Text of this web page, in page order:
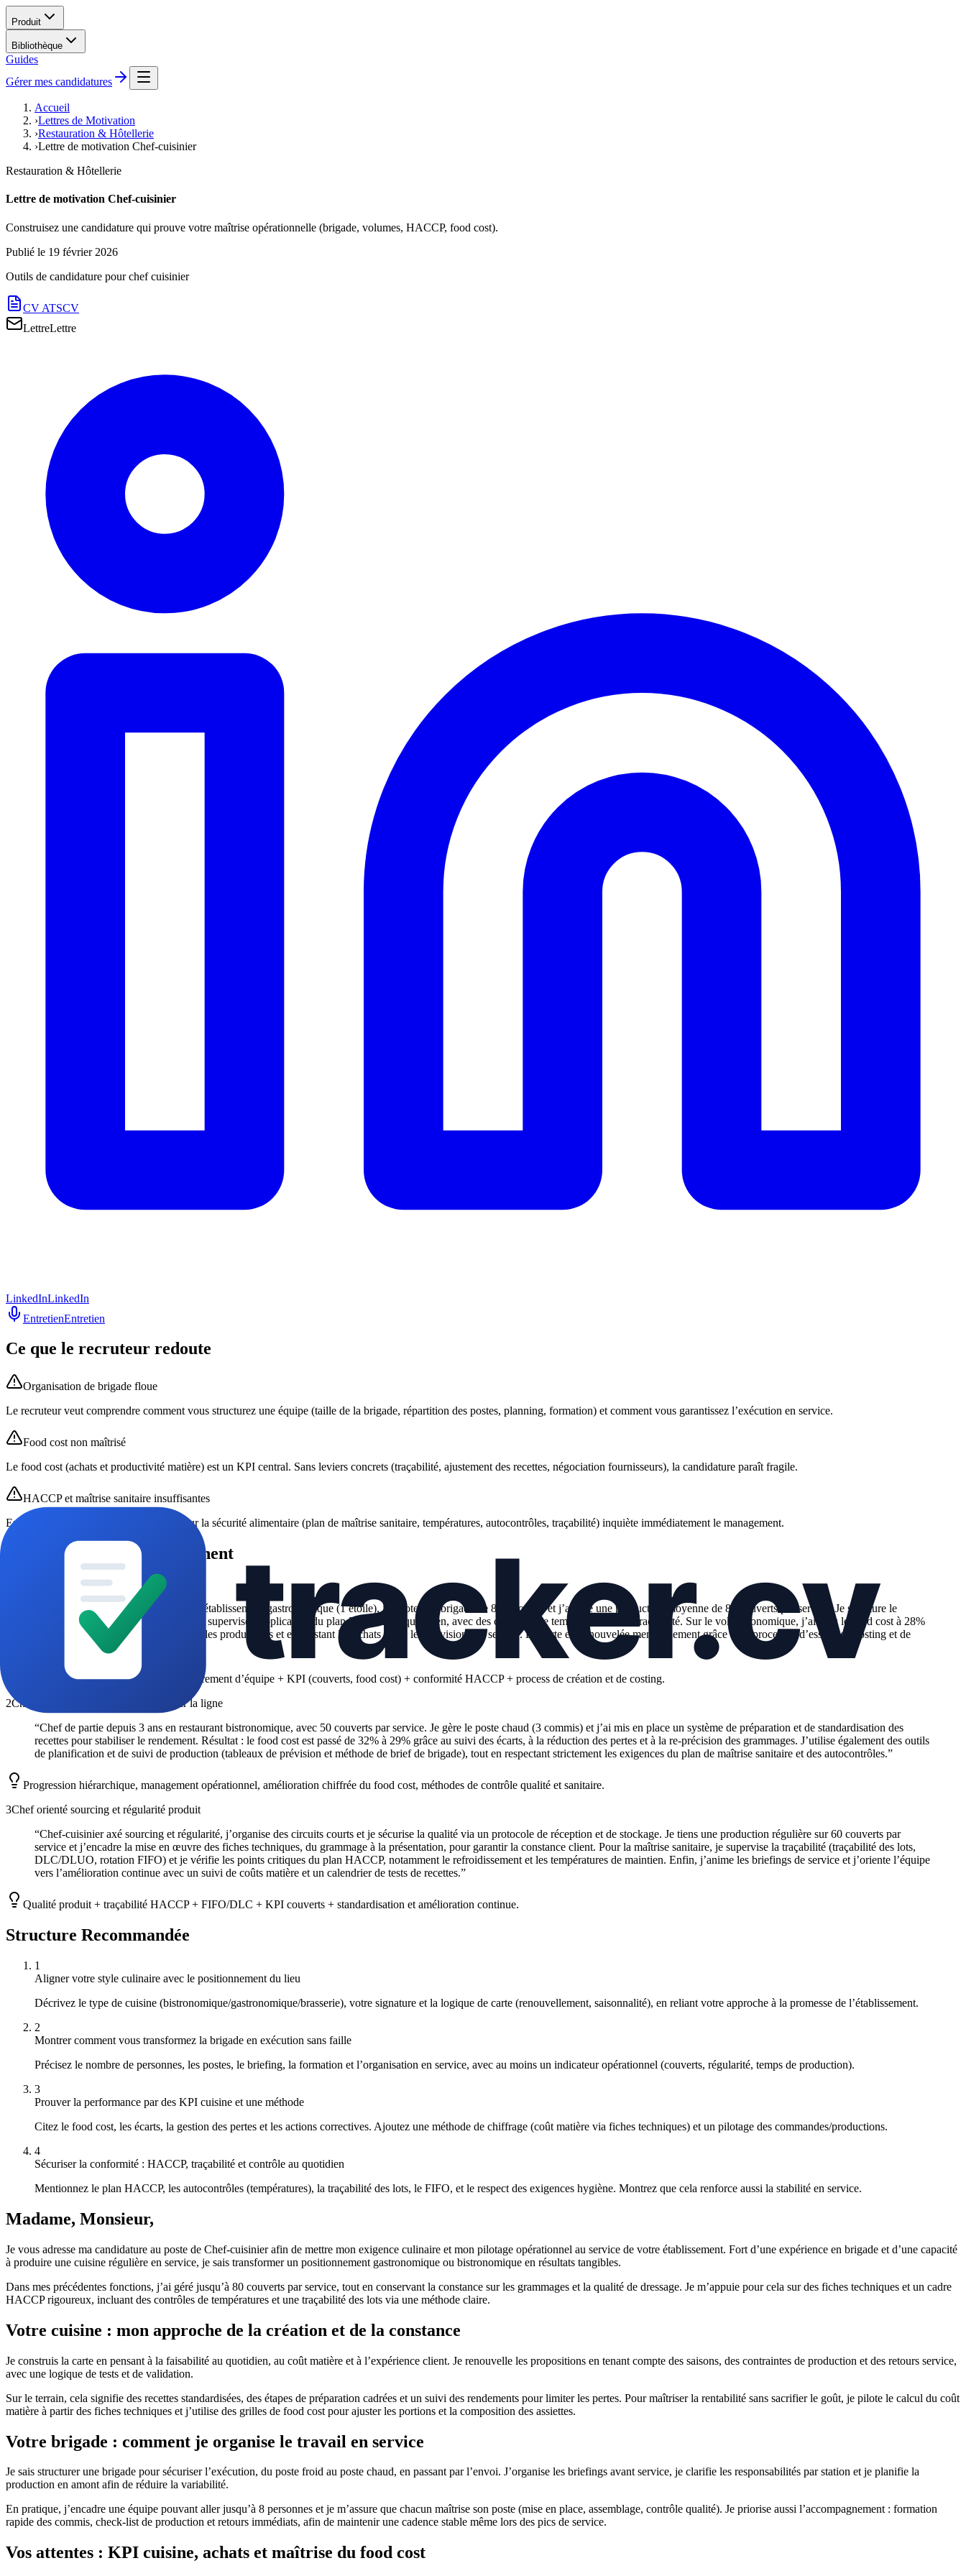
Produit
Bibliothèque
Guides
Gérer mes candidatures
Accueil
›Lettres de Motivation
›Restauration & Hôtellerie
›Lettre de motivation Chef-cuisinier
Restauration & Hôtellerie
Lettre de motivation Chef-cuisinier
Construisez une candidature qui prouve votre maîtrise opérationnelle (brigade, volumes, HACCP, food cost).
Publié le 19 février 2026
Outils de candidature pourchef cuisinier
CV ATSCV
LettreLettre
LinkedInLinkedIn
EntretienEntretien
Ce que le recruteur redoute
Organisation de brigade floue
Le recruteur veut comprendre comment vous structurez une équipe (taille de la brigade, répartition des postes, planning, formation) et comment vous garantissez l’exécution en service.
Food cost non maîtrisé
Le food cost (achats et productivité matière) est un KPI central. Sans leviers concrets (traçabilité, ajustement des recettes, négociation fournisseurs), la candidature paraît fragile.
HACCP et maîtrise sanitaire insuffisantes
En cuisine, l’absence de démonstration sur la sécurité alimentaire (plan de maîtrise sanitaire, températures, autocontrôles, traçabilité) inquiète immédiatement le management.
Les accroches qui fonctionnent
Chef confirmé, cuisine gastronomique
Chef-cuisinier depuis 6 ans dans un établissement gastronomique (1 étoile), je pilote une brigade de 8 personnes et j’assure une production moyenne de 80 couverts par service. Je structure le
déroulé via des fiches techniques et je supervise l’application du plan HACCP au quotidien, avec des contrôles de températures et de traçabilité. Sur le volet économique, j’ai tenu le food cost à 28%
en optimisant les portions, en cadrant les productions et en ajustant les achats selon les prévisions de service. La carte est renouvelée mensuellement grâce à un processus d’essais, de costing et de
validation en commission cuisine.
Positionnement gastronomique + encadrement d’équipe + KPI (couverts, food cost) + conformité HACCP + process de création et de costing.
2Chef de partie promu, performance sur la ligne
“Chef de partie depuis 3 ans en restaurant bistronomique, avec 50 couverts par service. Je gère le poste chaud (3 commis) et j’ai mis en place un système de préparation et de standardisation des
recettes pour stabiliser le rendement. Résultat : le food cost est passé de 32% à 29% grâce au suivi des écarts, à la réduction des pertes et à la re-précision des grammages. J’utilise également des outils
de planification et de suivi de production (tableaux de prévision et méthode de brief de brigade), tout en respectant strictement les exigences du plan de maîtrise sanitaire et des autocontrôles.”
Progression hiérarchique, management opérationnel, amélioration chiffrée du food cost, méthodes de contrôle qualité et sanitaire.
3Chef orienté sourcing et régularité produit
“Chef-cuisinier axé sourcing et régularité, j’organise des circuits courts et je sécurise la qualité via un protocole de réception et de stockage. Je tiens une production régulière sur 60 couverts par
service et j’encadre la mise en œuvre des fiches techniques, du grammage à la présentation, pour garantir la constance client. Pour la maîtrise sanitaire, je supervise la traçabilité (traçabilité des lots,
DLC/DLUO, rotation FIFO) et je vérifie les points critiques du plan HACCP, notamment le refroidissement et les températures de maintien. Enfin, j’anime les briefings de service et j’oriente l’équipe
vers l’amélioration continue avec un suivi de coûts matière et un calendrier de tests de recettes.”
Qualité produit + traçabilité HACCP + FIFO/DLC + KPI couverts + standardisation et amélioration continue.
Structure Recommandée
1
Aligner votre style culinaire avec le positionnement du lieu
Décrivez le type de cuisine (bistronomique/gastronomique/brasserie), votre signature et la logique de carte (renouvellement, saisonnalité), en reliant votre approche à la promesse de l’établissement.
2
Montrer comment vous transformez la brigade en exécution sans faille
Précisez le nombre de personnes, les postes, le briefing, la formation et l’organisation en service, avec au moins un indicateur opérationnel (couverts, régularité, temps de production).
3
Prouver la performance par des KPI cuisine et une méthode
Citez le food cost, les écarts, la gestion des pertes et les actions correctives. Ajoutez une méthode de chiffrage (coût matière via fiches techniques) et un pilotage des commandes/productions.
4
Sécuriser la conformité : HACCP, traçabilité et contrôle au quotidien
Mentionnez le plan HACCP, les autocontrôles (températures), la traçabilité des lots, le FIFO, et le respect des exigences hygiène. Montrez que cela renforce aussi la stabilité en service.
Madame, Monsieur,
Je vous adresse ma candidature au poste de Chef-cuisinier afin de mettre mon exigence culinaire et mon pilotage opérationnel au service de votre établissement. Fort d’une expérience en brigade et d’une capacité
à produire une cuisine régulière en service, je sais transformer un positionnement gastronomique ou bistronomique en résultats tangibles.
Dans mes précédentes fonctions, j’ai géré jusqu’à 80 couverts par service, tout en conservant la constance sur les grammages et la qualité de dressage. Je m’appuie pour cela sur des fiches techniques et un cadre
HACCP rigoureux, incluant des contrôles de températures et une traçabilité des lots via une méthode claire.
Votre cuisine : mon approche de la création et de la constance
Je construis la carte en pensant à la faisabilité au quotidien, au coût matière et à l’expérience client. Je renouvelle les propositions en tenant compte des saisons, des contraintes de production et des retours service,
avec une logique de tests et de validation.
Sur le terrain, cela signifie des recettes standardisées, des étapes de préparation cadrées et un suivi des rendements pour limiter les pertes. Pour maîtriser la rentabilité sans sacrifier le goût, je pilote le calcul du coût
matière à partir des fiches techniques et j’utilise des grilles de food cost pour ajuster les portions et la composition des assiettes.
Votre brigade : comment je organise le travail en service
Je sais structurer une brigade pour sécuriser l’exécution, du poste froid au poste chaud, en passant par l’envoi. J’organise les briefings avant service, je clarifie les responsabilités par station et je planifie la
production en amont afin de réduire la variabilité.
En pratique, j’encadre une équipe pouvant aller jusqu’à 8 personnes et je m’assure que chacun maîtrise son poste (mise en place, assemblage, contrôle qualité). Je priorise aussi l’accompagnement : formation
rapide des commis, check-list de production et retours immédiats, afin de maintenir une cadence stable même lors des pics de service.
Vos attentes : KPI cuisine, achats et maîtrise du food cost